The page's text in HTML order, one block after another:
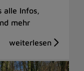
alle Infos,
mehr